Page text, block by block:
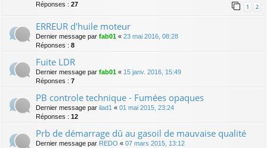
Réponses : 27 1 2
ERREUR d'huile moteur
Dernier message par fab01 « 23 mai 2016, 08:28
Réponses : 8
Fuite LDR
Dernier message par fab01 « 15 janv. 2016, 15:49
Réponses : 7
PB controle technique - Fumées opaques
Dernier message par ilad1 « 01 mai 2015, 23:24
Réponses : 12
Prb de démarrage dû au gasoil de mauvaise qualité
Dernier message par REDO « 07 mars 2015, 13:12